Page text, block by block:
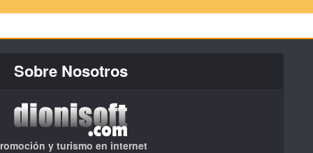
Sobre Nosotros
y turismo en internet